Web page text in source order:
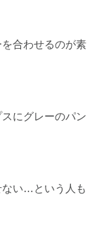
合わせるのが素
にグレーのパン
ない…という人も